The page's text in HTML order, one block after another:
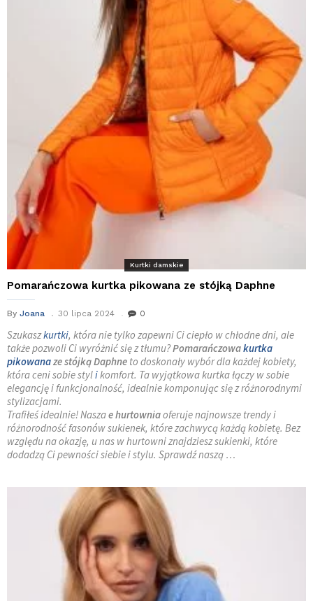
Kurtki damskie
Pomarańczowa kurtka pikowana ze stójką Daphne
By Joana 30 lipca 2024 0
Szukaszkurtki, która nie tylko zapewni Ci ciepło w chłodne dni, ale
także pozwoli Ci wyróżnić się z tłumu?Pomarańczowakurtka
pikowanaze stójką Daphne to doskonały wybór dla każdej kobiety,
która ceni sobie stylikomfort. Ta wyjątkowa kurtka łączy w sobie
elegancję i funkcjonalność, idealnie komponując się z różnorodnymi
stylizacjami.
Trafiłeś idealnie! Naszae hurtowniaoferuje najnowsze trendy i
różnorodność fasonów sukienek, które zachwycą każdą kobietę. Bez
względu na okazję, u nas w hurtowni znajdziesz sukienki, które
dodadzą Ci pewności siebie i stylu. Sprawdź naszą …